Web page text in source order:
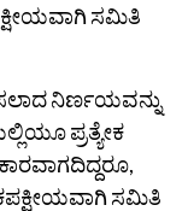
ಸಮಿತಿ
ನಿರ್ಣಯವನ್ನು
ಪ್ರತ್ಯೇಕ
ಸಮಿತಿ